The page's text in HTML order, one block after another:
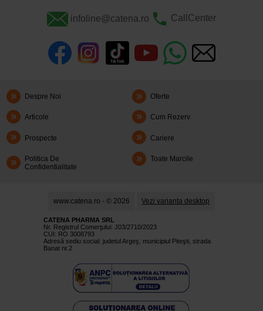
infoline@catena.ro CallCenter
Despre Noi Oferte
Articole Cum Rezerv
Prospecte Cariere
Politica De
Confidentialitate
Toate Marcile
www.catena.ro - © 2026 Vezi varianta desktop
CATENA PHARMA SRL
Nr. Registrul Comerţului: J03/2710/2023
CUI: RO 3008793
Adresă sediu social: judetul Argeş, municipiul Piteşti, strada
Banat nr.2